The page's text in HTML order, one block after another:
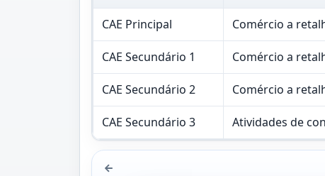
CAE Principal Comércio a
CAE Secundário 1 Comércio a
CAE Secundário 2 Comércio a
CAE Secundário 3 Atividades de